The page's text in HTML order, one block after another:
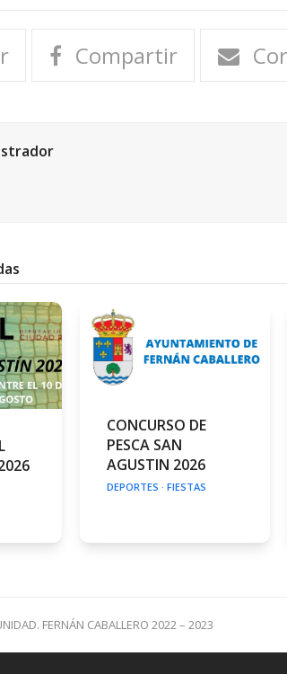
Compartir
CONCURSO DE
PESCA SAN
AGUSTIN 2026
DEPORTES ·FIESTAS
FERNÁN CABALLERO 2022 – 2023